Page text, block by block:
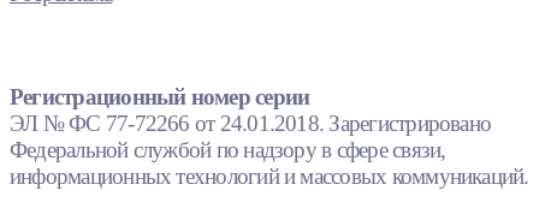
Регистрационный номер серии
ЭЛ № ФС 77-72266 от 24.01.2018. Зарегистрировано
Федеральной службой по надзору в сфере связи,
информационных технологий и массовых коммуникаций.